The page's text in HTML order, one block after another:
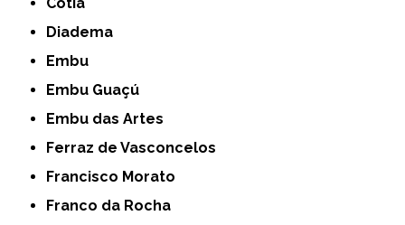
Diadema
Embu
Embu Guaçú
Embu das Artes
Ferraz de Vasconcelos
Francisco Morato
Franco da Rocha